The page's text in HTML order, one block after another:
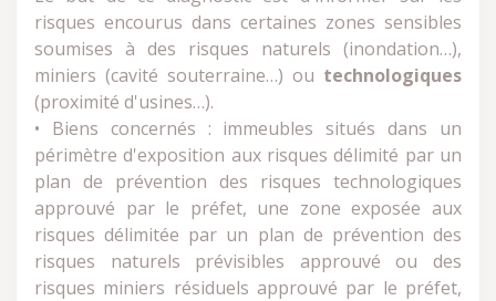
risques encourus dans certaines zones sensibles
soumises à des risques naturels (inondation…),
miniers (cavité souterraine…) ou technologiques
(proximité d'usines…).
• Biens concernés : immeubles situés dans un
périmètre d'exposition aux risques délimité par un
plan de prévention des risques technologiques
approuvé par le préfet, une zone exposée aux
risques délimitée par un plan de prévention des
risques naturels prévisibles approuvé ou des
risques miniers résiduels approuvé par le préfet,